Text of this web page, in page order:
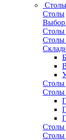
Столы
Столы
Выбор
Столы
Столы
Столы
Столы
Столы